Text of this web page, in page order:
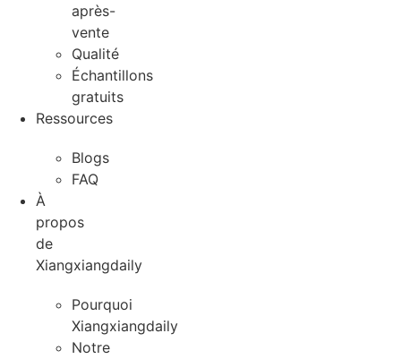
après-
vente
Qualité
Échantillons
gratuits
Ressources
Blogs
FAQ
À
propos
de
Xiangxiangdaily
Pourquoi
Xiangxiangdaily
Notre